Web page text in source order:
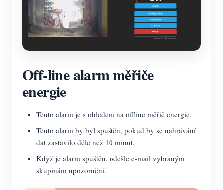
Off-line alarm měřiče
energie
Tento alarm je s ohledem na offline měřič energie.
Tento alarm by byl spuštěn, pokud by se nahrávání
dat zastavilo déle než 10 minut.
Když je alarm spuštěn, odešle e-mail vybraným
skupinám upozornění.